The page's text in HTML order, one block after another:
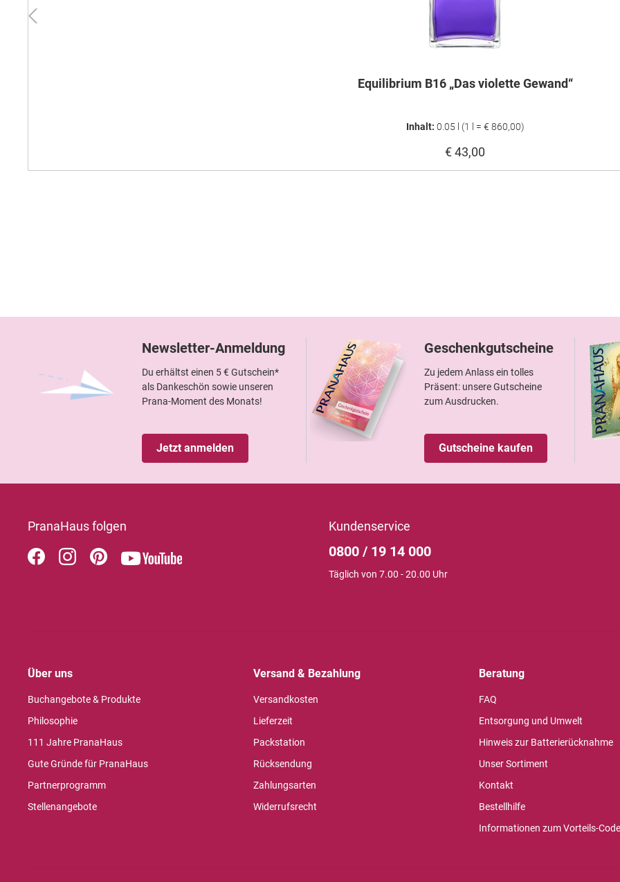
Equilibrium B16 „Das violette Gewand“
Inhalt: 0.05 l (1 l = € 860,00)
€ 43,00
Newsletter-Anmeldung
Du erhältst einen 5 € Gutschein*
als Dankeschön sowie unseren
Prana-Moment des Monats!
Jetzt anmelden
Geschenkgutscheine
Zu jedem Anlass ein tolles
Präsent: unsere Gutscheine
zum Ausdrucken.
Gutscheine kaufen
PranaHaus folgen Kundenservice
0800 / 19 14 000
Täglich von 7.00 - 20.00 Uhr
Über uns
Buchangebote & Produkte
Philosophie
111 Jahre PranaHaus
Gute Gründe für PranaHaus
Partnerprogramm
Stellenangebote
Versand & Bezahlung
Versandkosten
Lieferzeit
Packstation
Rücksendung
Zahlungsarten
Widerrufsrecht
Beratung
FAQ
Entsorgung und Umwelt
Hinweis zur Batterierücknahme
Unser Sortiment
Kontakt
Bestellhilfe
Informationen zum Vorteils-Code